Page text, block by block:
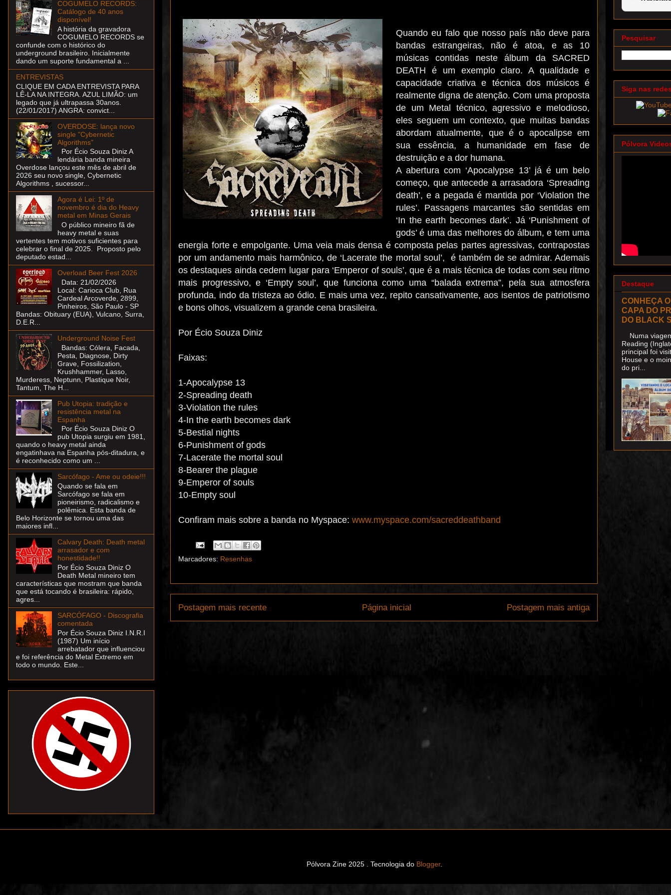
Quando eu falo que nosso país não deve para
bandas estrangeiras, não é atoa, e as 10
músicas contidas neste álbum da SACRED
DEATH é um exemplo claro. A qualidade e
capacidade criativa e técnica dos músicos é
realmente digna de atenção. Com uma proposta
de um Metal técnico, agressivo e melodioso,
eles seguem um contexto, que muitas bandas
abordam atualmente, que é o apocalipse em
sua essência, a humanidade em fase de
destruição e a dor humana.
A abertura com ‘Apocalypse 13’ já é um belo
começo, que antecede a arrasadora ‘Spreading
death’, e a pegada é mantida por ‘Violation the
rules’. Passagens marcantes são sentidas em
‘In the earth becomes dark’. Já ‘Punishment of
gods’ é uma das melhores do álbum, e tem uma
energia forte e empolgante. Uma veia mais densa é composta pelas partes agressivas, contrapostas
por um andamento mais harmônico, de ‘Lacerate the mortal soul’, é também de se admirar. Ademais
os destaques ainda cedem lugar para ‘Emperor of souls’, que é a mais técnica de todas com seu ritmo
mais progressivo, e ‘Empty soul’, que funciona como uma “balada extrema”, pela sua atmosfera
profunda, indo da tristeza ao ódio. E mais uma vez, repito cansativamente, aos isentos de patriotismo
e bons olhos, visualizem a grande cena brasileira.
Por Écio Souza Diniz
Faixas:
1-Apocalypse 13
2-Spreading death
3-Violation the rules
4-In the earth becomes dark
5-Bestial nights
6-Punishment of gods
7-Lacerate the mortal soul
8-Bearer the plague
9-Emperor of souls
10-Empty soul
Confiram mais sobre a banda no Myspace: www.myspace.com/sacreddeathband
Marcadores: Resenhas
Postagem mais recente Postagem mais antiga
Página inicial
COGUMELO RECORDS:
Catálogo de 40 anos
disponível!
A história da gravadora
COGUMELO RECORDS se
confunde com o histórico do
underground brasileiro. Inicialmente
dando um suporte fundamental a ...
ENTREVISTAS
CLIQUE EM CADA ENTREVISTA PARA
LÊ-LA NA INTEGRA. AZUL LIMÃO: um
legado que já ultrapassa 30anos.
(22/01/2017) ANGRA: convict...
OVERDOSE: lança novo
single "Cybernetic
Algorithms"
Por Écio Souza Diniz A
lendária banda mineira
Overdose lançou este mês de abril de
2026 seu novo single, Cybernetic
Algorithms , sucessor...
Agora é Lei: 1º de
novembro é dia do Heavy
metal em Minas Gerais
O público mineiro fã de
heavy metal e suas
vertentes tem motivos suficientes para
celebrar o final de 2025. Proposto pelo
deputado estad...
Overload Beer Fest 2026
Data: 21/02/2026
Local: Carioca Club, Rua
Cardeal Arcoverde, 2899,
Pinheiros, São Paulo - SP
Bandas: Obituary (EUA), Vulcano, Surra,
D.E.R...
Underground Noise Fest
Bandas: Cólera, Facada,
Pesta, Diagnose, Dirty
Grave, Fossilization,
Krushhammer, Lasso,
Murderess, Neptunn, Plastique Noir,
Tantum, The H...
Pub Utopia: tradição e
resistência metal na
Espanha
Por Écio Souza Diniz O
pub Utopia surgiu em 1981,
quando o heavy metal ainda
engatinhava na Espanha pós-ditadura, e
é reconhecido como um ...
Sarcófago - Ame ou odeie!!!
Quando se fala em
Sarcófago se fala em
pioneirismo, radicalismo e
polêmica. Esta banda de
Belo Horizonte se tornou uma das
maiores infl...
Calvary Death: Death metal
arrasador e com
honestidade!!
Por Écio Souza Diniz O
Death Metal mineiro tem
características que mostram que banda
que está tocando é brasileira: rápido,
agres...
SARCÓFAGO - Discografia
comentada
Por Écio Souza Diniz I.N.R.I
(1987) Um início
arrebatador que influenciou
e foi referência do Metal Extremo em
todo o mundo. Este...
Pesquisar
Siga nas
Pólvora
Destaque
CONHEÇA
CAPA DO
DO BLACK
Numa
Reading
principal foi
House e o
do pri...
Pólvora Zine 2025 . Tecnologia do Blogger.